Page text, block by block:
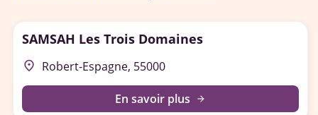
SAMSAH Les Trois Domaines
place Robert-Espagne, 55000
En savoir plus arrow_forward